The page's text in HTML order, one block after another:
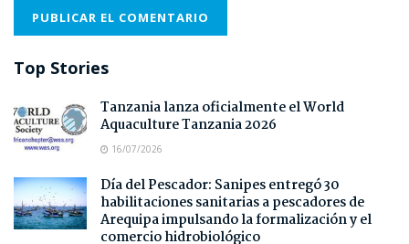
Top Stories
Tanzania lanza oficialmente el World
Aquaculture Tanzania 2026
16/07/2026
Día del Pescador: Sanipes entregó 30
habilitaciones sanitarias a pescadores de
Arequipa impulsando la formalización y el
comercio hidrobiológico